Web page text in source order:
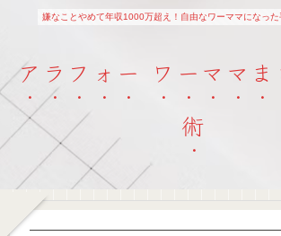
嫌なことやめて年収1000万超え！自由なワーママになった
アラフォー ワーママま
術